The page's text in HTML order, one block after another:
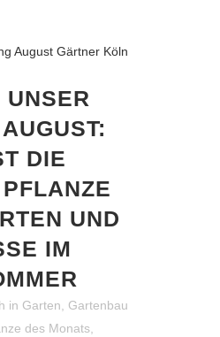
UNSER
DIE
UND
IM
in Garten
Gartenbau
des Monats